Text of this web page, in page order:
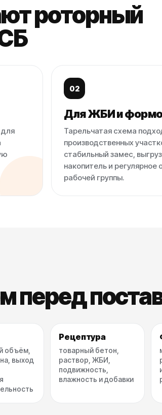
роторный
02
Для ЖБИ и
Тарельчатая схема
производственных
стабильный замес,
накопитель и регулярное
рабочей группы.
перед
объём,
выход
Рецептура
товарный бетон,
раствор, ЖБИ,
подвижность,
влажность и добавки